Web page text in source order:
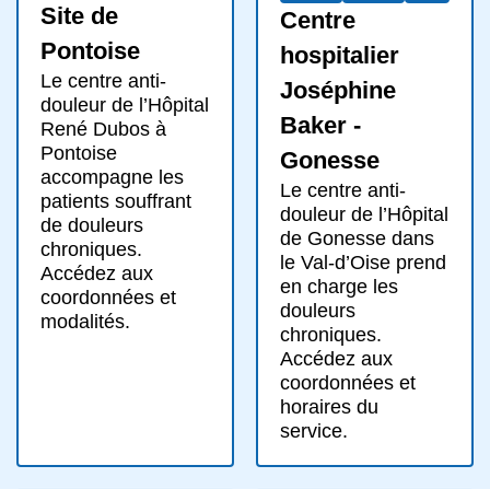
Site de
Pontoise
Le centre anti-
douleur de l’Hôpital
René Dubos à
Pontoise
accompagne les
patients souffrant
de douleurs
chroniques.
Accédez aux
coordonnées et
modalités.
Centre
hospitalier
Joséphine
Baker -
Gonesse
Le centre anti-
douleur de l’Hôpital
de Gonesse dans
le Val-d’Oise prend
en charge les
douleurs
chroniques.
Accédez aux
coordonnées et
horaires du
service.